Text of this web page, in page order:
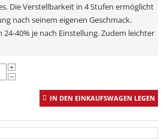
Die Verstellbarkeit in 4 Stufen ermöglicht
nach seinem eigenen Geschmack.
40% je nach Einstellung. Zudem leichter
+
−
IN DEN EINKAUFSWAGEN LEGEN